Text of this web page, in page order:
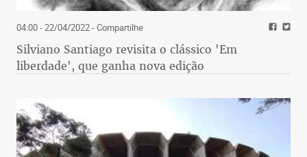
04:00 - 22/04/2022- Compartilhe
Silviano Santiago revisita o clássico 'Em
liberdade', que ganha nova edição